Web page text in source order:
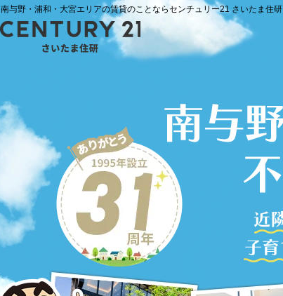
南与野・浦和・大宮エリアの賃貸のことならセンチュリー21 さいたま住研